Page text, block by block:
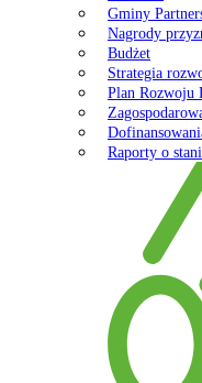
Gminy
Nagrody
Budżet
Strategia
Plan Rozwoju
Raporty o